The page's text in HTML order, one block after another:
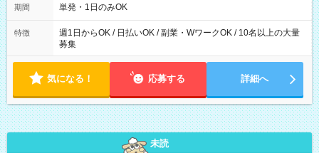
期間 単発・1日のみOK
特徴
週1日からOK / 日払いOK / 副業・WワークOK / 10名以上の大量
募集
気になる！ 応募する 詳細へ
未読